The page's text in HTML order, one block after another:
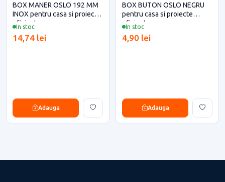
In stoc
BOX MANER OSLO 192 MM
INOX pentru casa si proiecte
eficiente
14,74 lei
Adauga
In stoc
BOX BUTON OSLO NEGRU
pentru casa si proiecte
eficiente
4,90 lei
Adauga